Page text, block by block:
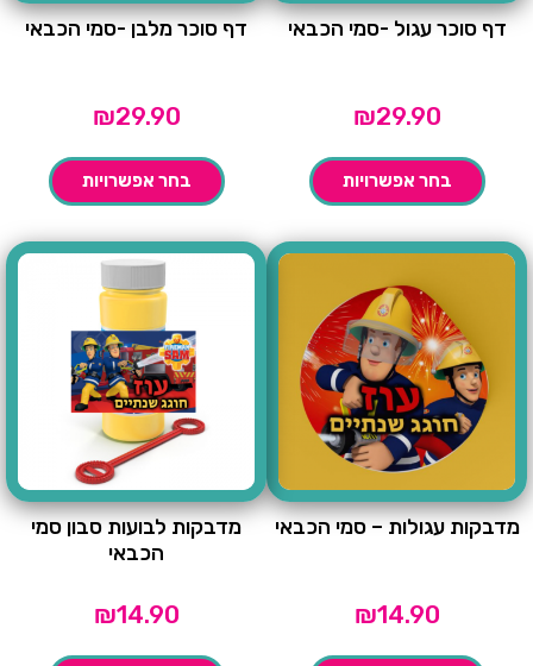
דף סוכר עגול -סמי הכבאי
₪29.90
בחר אפשרויות
דף סוכר מלבן -סמי הכבאי
₪29.90
בחר אפשרויות
מדבקות עגולות – סמי הכבאי
₪14.90
מדבקות לבועות סבון סמי
הכבאי
₪14.90